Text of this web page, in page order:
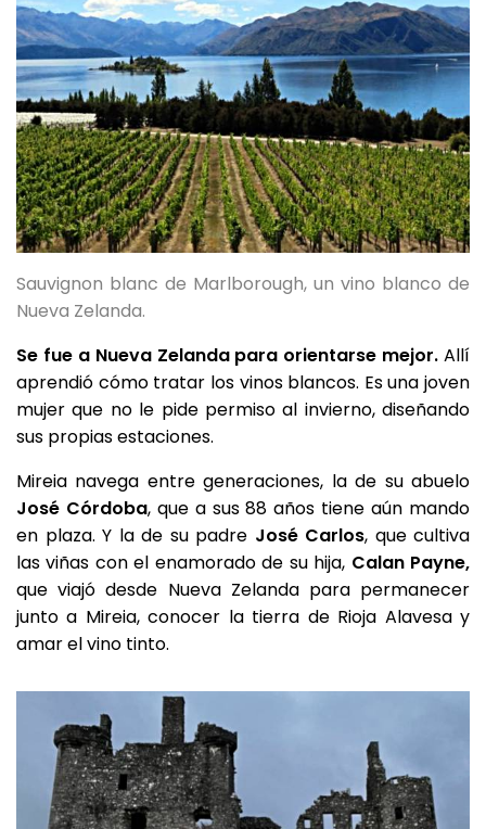
Sauvignon blanc de Marlborough, un vino blanco de
Nueva Zelanda.
Se fue a Nueva Zelanda para orientarse mejor. Allí
aprendió cómo tratar los vinos blancos. Es una joven
mujer que no le pide permiso al invierno, diseñando
sus propias estaciones.
Mireia navega entre generaciones, la de su abuelo
José Córdoba, que a sus 88 años tiene aún mando
en plaza. Y la de su padre José Carlos, que cultiva
las viñas con el enamorado de su hija, Calan Payne,
que viajó desde Nueva Zelanda para permanecer
junto a Mireia, conocer la tierra de Rioja Alavesa y
amar el vino tinto.